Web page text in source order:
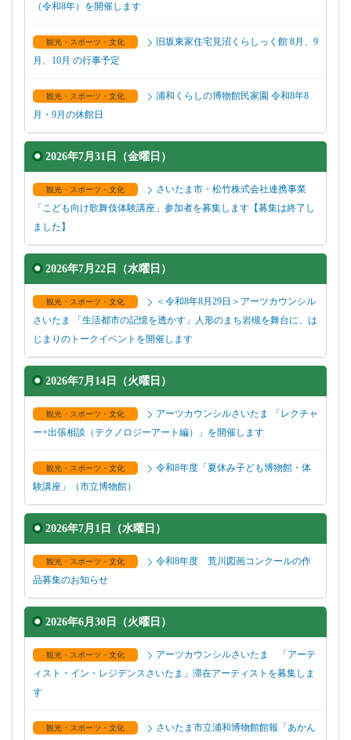
（令和8年）を開催します
観光・スポーツ・文化
旧坂東家住宅見沼くらしっく館 8月、9
月、10月 の行事予定
観光・スポーツ・文化
浦和くらしの博物館民家園 令和8年8
月・9月の休館日
2026年7月31日（金曜日）
観光・スポーツ・文化
さいたま市・松竹株式会社連携事業
「こども向け歌舞伎体験講座」参加者を募集します【募集は終了し
ました】
2026年7月22日（水曜日）
観光・スポーツ・文化
＜令和8年8月29日＞アーツカウンシル
さいたま 「生活都市の記憶を透かす」人形のまち岩槻を舞台に、は
じまりのトークイベントを開催します
2026年7月14日（火曜日）
観光・スポーツ・文化
アーツカウンシルさいたま 「レクチャ
ー+出張相談（テクノロジーアート編）」を開催します
観光・スポーツ・文化
令和8年度「夏休み子ども博物館・体
験講座」（市立博物館）
2026年7月1日（水曜日）
観光・スポーツ・文化
令和8年度 荒川図画コンクールの作
品募集のお知らせ
2026年6月30日（火曜日）
観光・スポーツ・文化
アーツカウンシルさいたま 「アーテ
ィスト・イン・レジデンスさいたま」滞在アーティストを募集しま
す
観光・スポーツ・文化
さいたま市立浦和博物館館報「あかん